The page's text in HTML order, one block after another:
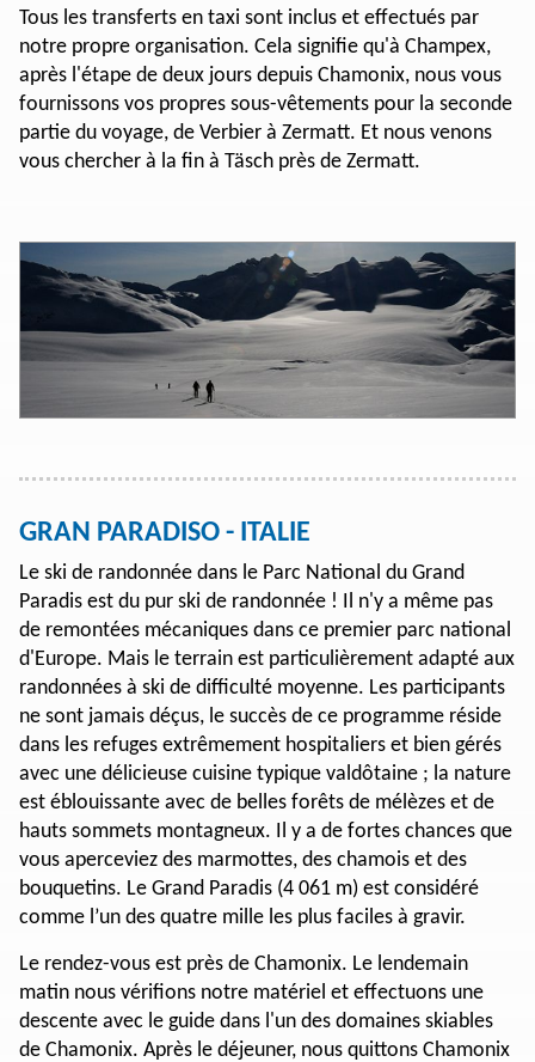
Tous les transferts en taxi sont inclus et effectués par
notre propre organisation. Cela signifie qu'à Champex,
après l'étape de deux jours depuis Chamonix, nous vous
fournissons vos propres sous-vêtements pour la seconde
partie du voyage, de Verbier à Zermatt. Et nous venons
vous chercher à la fin à Täsch près de Zermatt.
GRAN PARADISO - ITALIE
Le ski de randonnée dans le Parc National du Grand
Paradis est du pur ski de randonnée ! Il n'y a même pas
de remontées mécaniques dans ce premier parc national
d'Europe. Mais le terrain est particulièrement adapté aux
randonnées à ski de difficulté moyenne. Les participants
ne sont jamais déçus, le succès de ce programme réside
dans les refuges extrêmement hospitaliers et bien gérés
avec une délicieuse cuisine typique valdôtaine ; la nature
est éblouissante avec de belles forêts de mélèzes et de
hauts sommets montagneux. Il y a de fortes chances que
vous aperceviez des marmottes, des chamois et des
bouquetins. Le Grand Paradis (4 061 m) est considéré
comme l’un des quatre mille les plus faciles à gravir.
Le rendez-vous est près de Chamonix. Le lendemain
matin nous vérifions notre matériel et effectuons une
descente avec le guide dans l'un des domaines skiables
de Chamonix. Après le déjeuner, nous quittons Chamonix